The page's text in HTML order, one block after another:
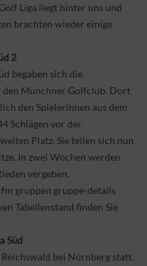
Liga liegt hinter uns und
brachten wieder einige
2
begaben sich die
den Münchner Golfclub. Dort
den Spielerinnen aus dem
Schlägen vor der
Platz. Sie teilen sich nun
In zwei Wochen werden
vergeben.
gruppen gruppe-details
Tabellenstand finden Sie
Süd
bei Nürnberg statt.